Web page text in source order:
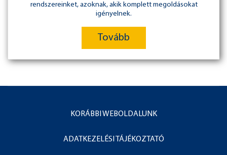
rendszereinket, azoknak, akik komplett megoldásokat
igényelnek.
Tovább
KORÁBBI WEBOLDALUNK
ADATKEZELÉSI TÁJÉKOZTATÓ